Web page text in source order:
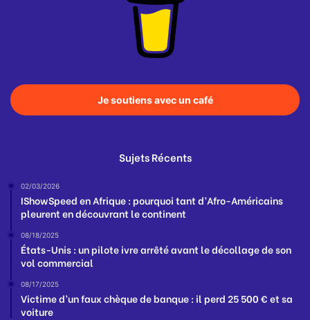
Je soutiens avec un café
Sujets Récents
02/03/2026
IShowSpeed en Afrique : pourquoi tant d’Afro-Américains
pleurent en découvrant le continent
08/18/2025
États-Unis : un pilote ivre arrêté avant le décollage de son
vol commercial
08/17/2025
Victime d’un faux chèque de banque : il perd 25 500 € et sa
voiture